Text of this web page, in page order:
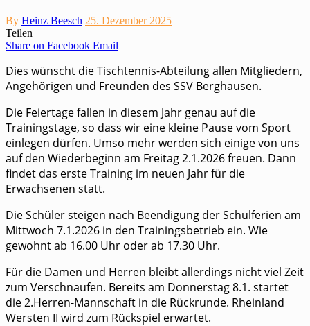
By Heinz Beesch 25. Dezember 2025
Teilen
Share on Facebook Email
Dies wünscht die Tischtennis-Abteilung allen Mitgliedern,
Angehörigen und Freunden des SSV Berghausen.
Die Feiertage fallen in diesem Jahr genau auf die
Trainingstage, so dass wir eine kleine Pause vom Sport
einlegen dürfen. Umso mehr werden sich einige von uns
auf den Wiederbeginn am Freitag 2.1.2026 freuen. Dann
findet das erste Training im neuen Jahr für die
Erwachsenen statt.
Die Schüler steigen nach Beendigung der Schulferien am
Mittwoch 7.1.2026 in den Trainingsbetrieb ein. Wie
gewohnt ab 16.00 Uhr oder ab 17.30 Uhr.
Für die Damen und Herren bleibt allerdings nicht viel Zeit
zum Verschnaufen. Bereits am Donnerstag 8.1. startet
die 2.Herren-Mannschaft in die Rückrunde. Rheinland
Wersten II wird zum Rückspiel erwartet.